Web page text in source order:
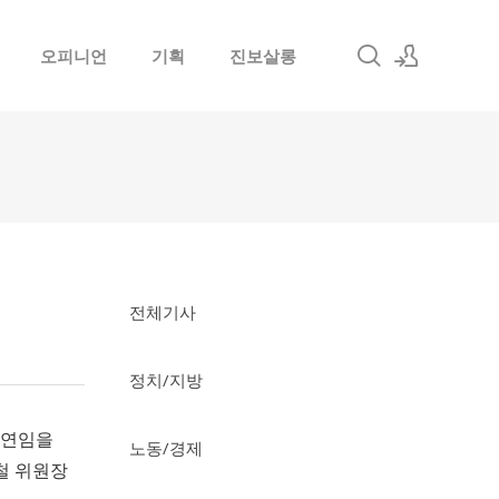
오피니언 기획 진보살롱
전체기사
정치/지방
노동/경제
임을
위원장